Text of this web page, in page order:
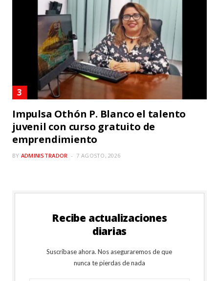
Impulsa Othón P. Blanco el talento
juvenil con curso gratuito de
emprendimiento
BY ADMINISTRADOR 7 AGOSTO, 2026
Recibe actualizaciones
diarias
Suscríbase ahora. Nos aseguraremos de que
nunca te pierdas de nada